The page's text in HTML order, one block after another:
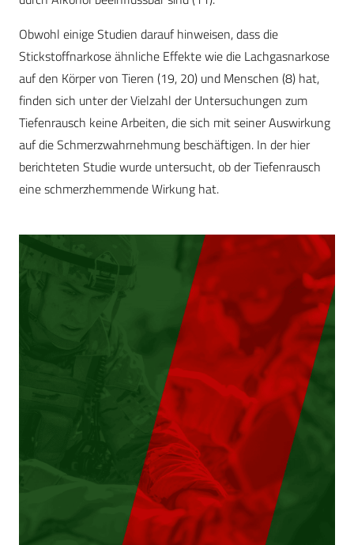
Obwohl einige Studien darauf hinweisen, dass die
Stickstoffnarkose ähnliche Effekte wie die Lachgasnarkose
auf den Körper von Tieren (19, 20) und Menschen (8) hat,
finden sich unter der Vielzahl der Untersuchungen zum
Tiefenrausch keine Arbeiten, die sich mit seiner Auswirkung
auf die Schmerzwahrnehmung beschäftigen. In der hier
berichteten Studie wurde untersucht, ob der Tiefenrausch
eine schmerzhemmende Wirkung hat.